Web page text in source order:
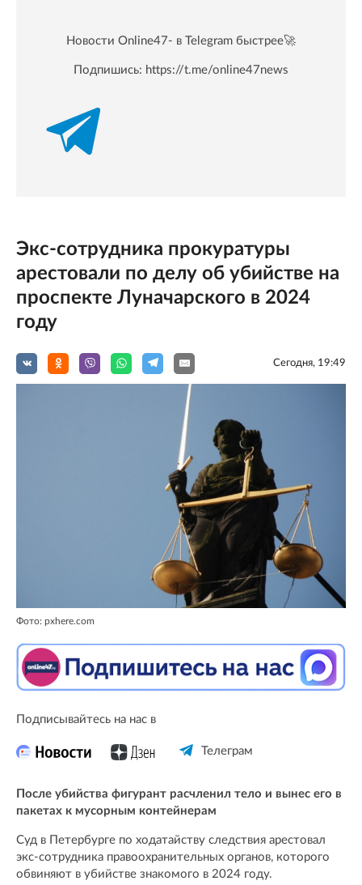
Новости Online47- в Telegram быстрее🚀
Подпишись: https://t.me/online47news
Экс-сотрудника прокуратуры
арестовали по делу об убийстве на
проспекте Луначарского в 2024
году
Сегодня, 19:49
Фото: pxhere.com
Подписывайтесь на нас в
Телеграм
После убийства фигурант расчленил тело и вынес его в
пакетах к мусорным контейнерам
Суд в Петербурге по ходатайству следствия арестовал
экс-сотрудника правоохранительных органов, которого
обвиняют в убийстве знакомого в 2024 году.